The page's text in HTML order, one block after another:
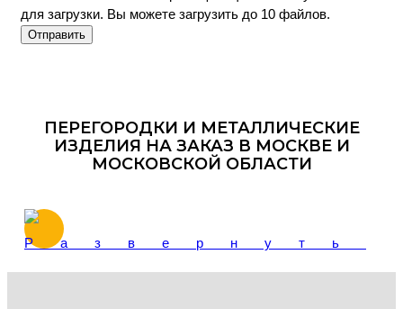
для загрузки. Вы можете загрузить до 10 файлов.
Отправить
ПЕРЕГОРОДКИ И МЕТАЛЛИЧЕСКИЕ
ИЗДЕЛИЯ НА ЗАКАЗ В МОСКВЕ И
МОСКОВСКОЙ ОБЛАСТИ